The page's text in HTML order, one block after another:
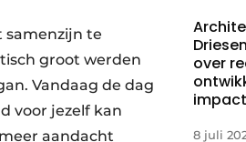
samenzijn te
groot werden
Vandaag de dag
voor jezelf kan
aandacht
over
impact
8 juli